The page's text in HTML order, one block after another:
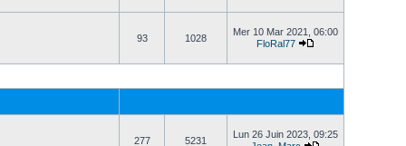
93 1028
Mer 10 Mar 2021, 06:00
FloRal77
277 5231
Lun 26 Juin 2023, 09:25